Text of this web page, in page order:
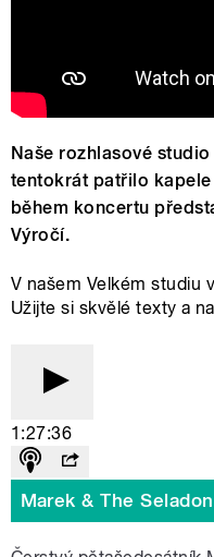
Naše rozhlasové
tentokrát patřilo kapele
během koncertu
Výročí.
V našem Velkém studiu
Užijte si skvělé texty a
1:27:36
Marek & The